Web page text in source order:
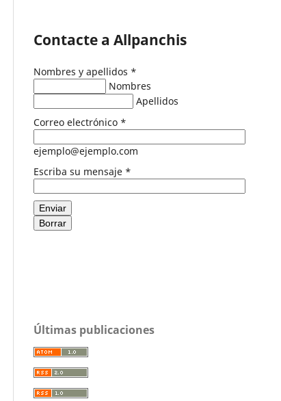
Contacte a Allpanchis
Nombres y apellidos *
Nombres
Apellidos
Correo electrónico *
ejemplo@ejemplo.com
Escriba su mensaje *
Enviar
Borrar
Últimas publicaciones